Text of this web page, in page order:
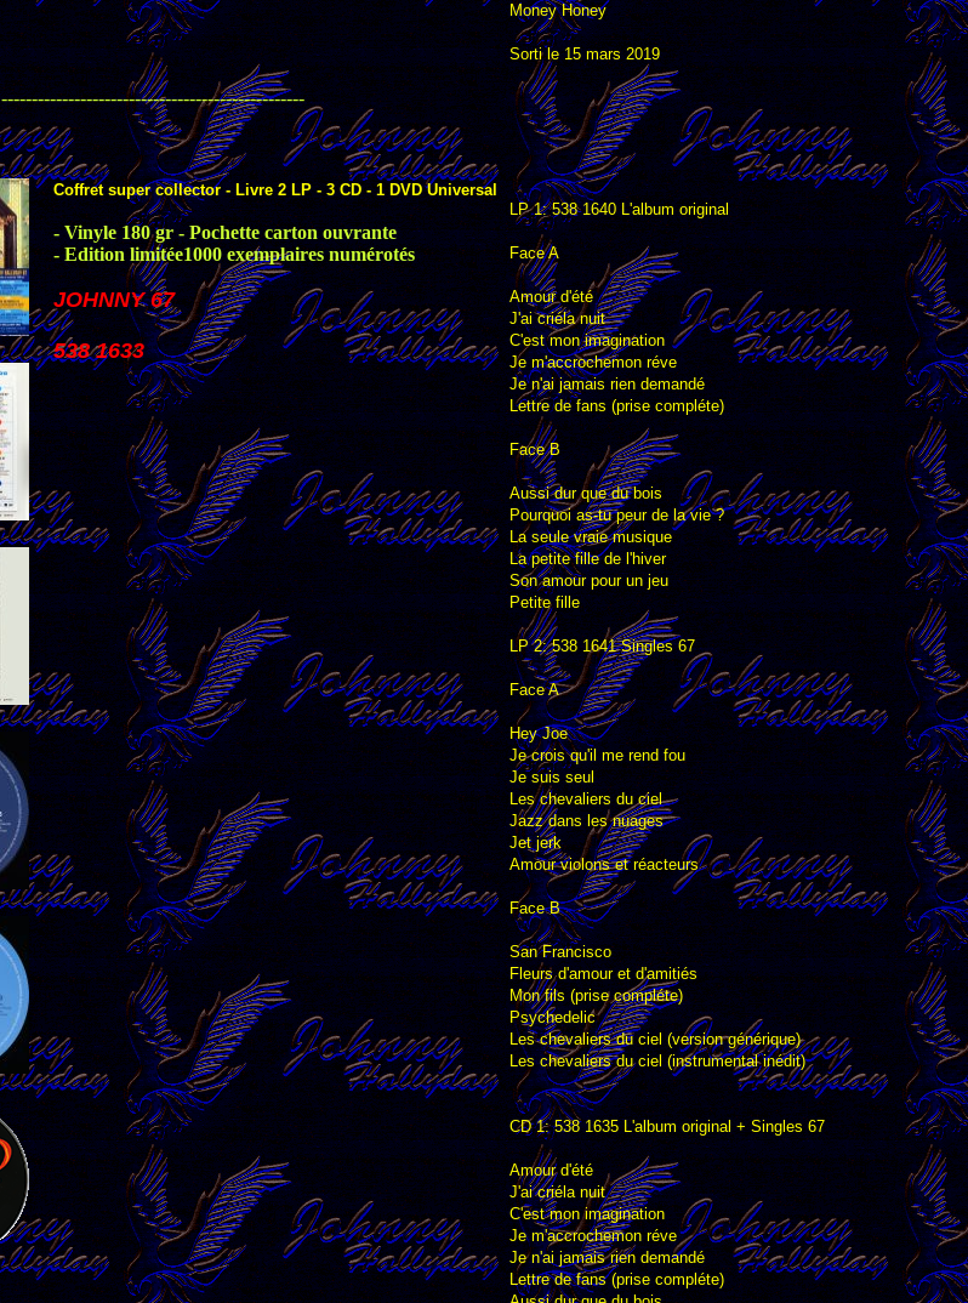
Money Honey
Sorti le 15 mars 2019
--------------------------------------------------
Coffret super collector - Livre 2 LP - 3 CD - 1 DVD Universal
- Vinyle 180 gr - Pochette carton ouvrante
- Edition limitée1000 exemplaires numérotés
JOHNNY 67
538 1633
LP 1: 538 1640 L'album original
Face A
Amour d'été
J'ai criéla nuit
C'est mon imagination
Je m'accrochemon réve
Je n'ai jamais rien demandé
Lettre de fans (prise compléte)
Face B
Aussi dur que du bois
Pourquoi as-tu peur de la vie ?
La seule vraie musique
La petite fille de l'hiver
Son amour pour un jeu
Petite fille
LP 2: 538 1641 Singles 67
Face A
Hey Joe
Je crois qu'il me rend fou
Je suis seul
Les chevaliers du ciel
Jazz dans les nuages
Jet jerk
Amour violons et réacteurs
Face B
San Francisco
Fleurs d'amour et d'amitiés
Mon fils (prise compléte)
Psychedelic
Les chevaliers du ciel (version générique)
Les chevaliers du ciel (instrumental inédit)
CD 1: 538 1635 L'album original + Singles 67
Amour d'été
J'ai criéla nuit
C'est mon imagination
Je m'accrochemon réve
Je n'ai jamais rien demandé
Lettre de fans (prise compléte)